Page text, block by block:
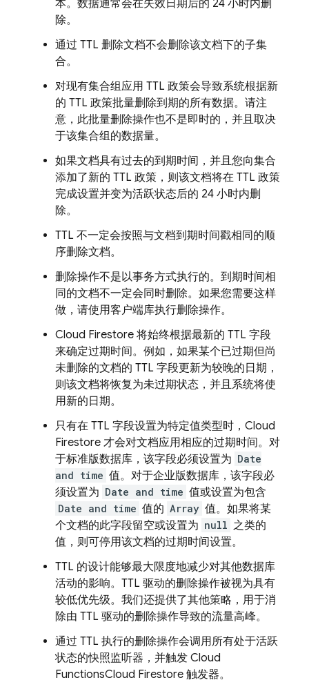
本。数据通常会在失效日期后的 24 小时内删
除。
通过 TTL 删除文档不会删除该文档下的子集
合。
对现有集合组应用 TTL 政策会导致系统根据新
的 TTL 政策批量删除到期的所有数据。请注
意，此批量删除操作也不是即时的，并且取决
于该集合组的数据量。
如果文档具有过去的到期时间，并且您向集合
添加了新的 TTL 政策，则该文档将在 TTL 政策
完成设置并变为活跃状态后的 24 小时内删
除。
TTL 不一定会按照与文档到期时间戳相同的顺
序删除文档。
删除操作不是以事务方式执行的。到期时间相
同的文档不一定会同时删除。如果您需要这样
做，请使用客户端库执行删除操作。
Cloud Firestore 将始终根据最新的 TTL 字段
来确定过期时间。例如，如果某个已过期但尚
未删除的文档的 TTL 字段更新为较晚的日期，
则该文档将恢复为未过期状态，并且系统将使
用新的日期。
只有在 TTL 字段设置为特定值类型时， Cloud
Firestore 才会对文档应用相应的过期时间。对
于标准版数据库，该字段必须设置为 Date
and time 值。对于企业版数据库，该字段必
须设置为 Date and time 值或设置为包含
Date and time 值的 Array 值。如果将某
个文档的此字段留空或设置为 null 之类的
值，则可停用该文档的过期时间设置。
TTL 的设计能够最大限度地减少对其他数据库
活动的影响。TTL 驱动的删除操作被视为具有
较低优先级。我们还提供了其他策略，用于消
除由 TTL 驱动的删除操作导致的流量高峰。
通过 TTL 执行的删除操作会调用所有处于活跃
状态的快照监听器，并触发 Cloud
FunctionsCloud Firestore 触发器。